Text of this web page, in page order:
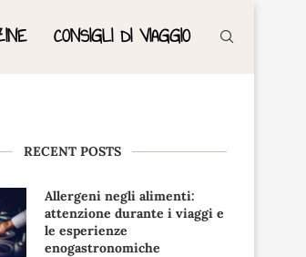
CONSIGLI DI VIAGGIO
RECENT POSTS
Allergeni negli alimenti:
attenzione durante i viaggi e
le esperienze
enogastronomiche